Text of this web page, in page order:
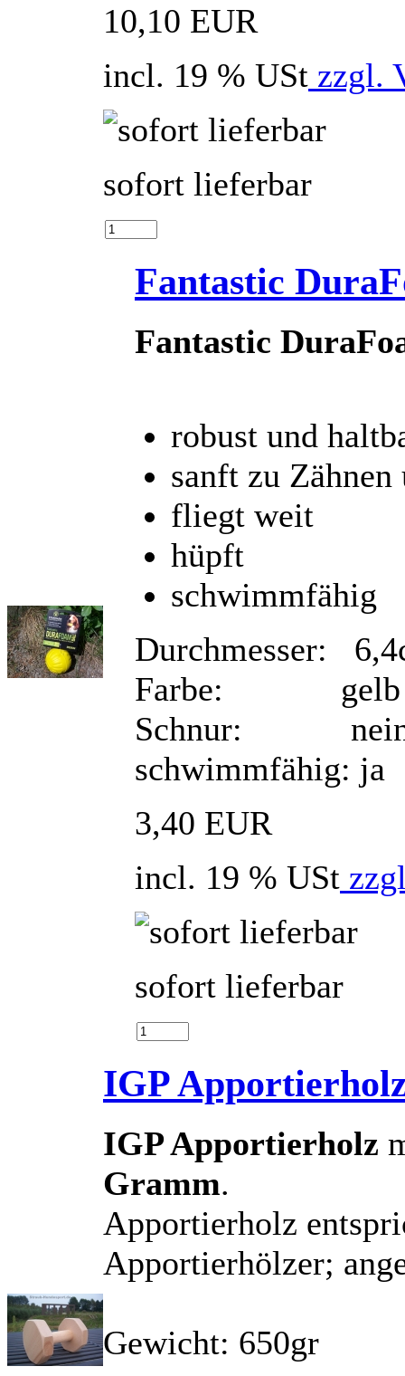
10,10 EUR
incl. 19 % USt zzgl.
sofort lieferbar
Fantastic
Fantastic
robust und
sanft zu
fliegt weit
hüpft
schwimmfähig
Durchmesser:
Farbe: gelb
Schnur:
schwimmfähig: ja
3,40 EUR
incl. 19 % USt
sofort lieferbar
IGP
IGP Apportierholz
Gramm.
Apportierholz
Apportierhölzer;
Gewicht: 650gr